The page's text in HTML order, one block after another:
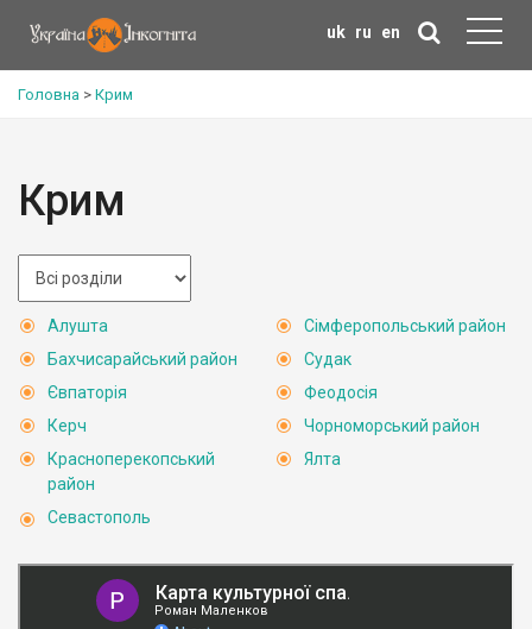
uk ru en
Головна > Крим
Крим
Алушта
Бахчисарайський район
Євпаторія
Керч
Красноперекопський
район
Севастополь
Сімферопольський район
Судак
Феодосія
Чорноморський район
Ялта